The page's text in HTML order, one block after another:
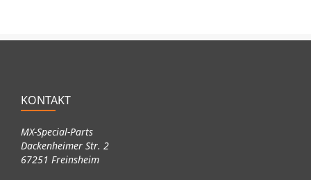
KONTAKT
MX-Special-Parts
Dackenheimer Str. 2
67251 Freinsheim